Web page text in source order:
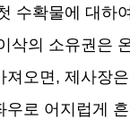
수확물에 대하
삭의 소유권은
져오면, 제사장
로 어지럽게